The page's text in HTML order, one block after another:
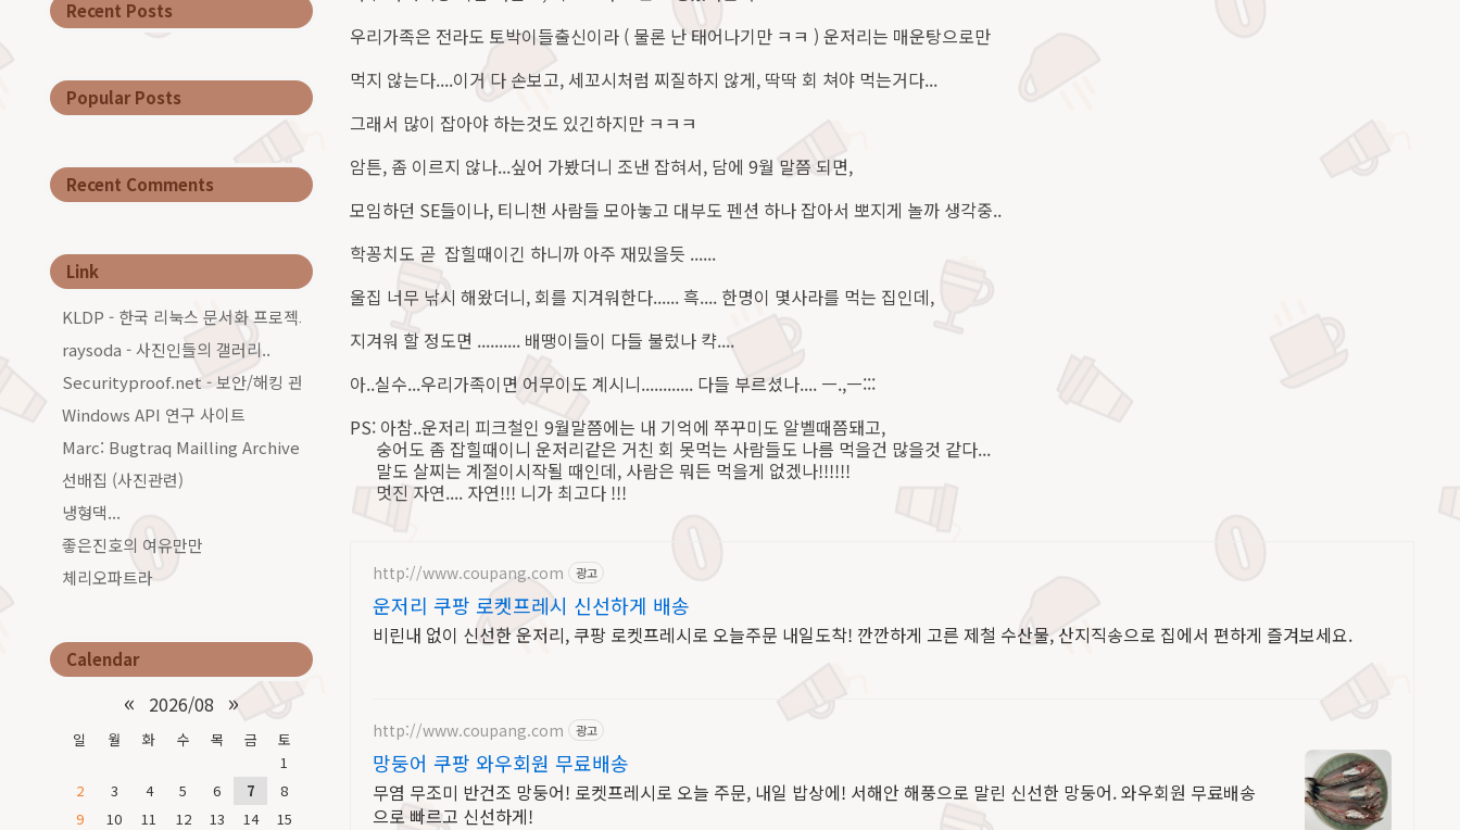
Recent Posts
Popular Posts
Recent Comments
Link
KLDP - 한국 리눅스 문서화 프로젝트그룹
raysoda - 사진인들의 갤러리..
Securityproof.net - 보안/해킹 관련 커…
Windows API 연구 사이트
Marc: Bugtraq Mailling Archive…
선배집 (사진관련)
냉형댁...
좋은진호의 여유만만
체리오파트라
Calendar
« 2026/08 »
일 월 화 수 목 금
토
1
2
3 4 5 6 7
8
9
10 11 12 13 14
15
우리가족은 전라도 토박이들출신이라 ( 물론 난 태어나기만 ㅋㅋ ) 운저리는 매운탕으로만
먹지 않는다....이거 다 손보고, 세꼬시처럼 찌질하지 않게, 딱딱 회 쳐야 먹는거다...
그래서 많이 잡아야 하는것도 있긴하지만 ㅋㅋㅋ
암튼, 좀 이르지 않나...싶어 가봤더니 조낸 잡혀서, 담에 9월 말쯤 되면,
모임하던 SE들이나, 티니챈 사람들 모아놓고 대부도 펜션 하나 잡아서 뽀지게 놀까 생각중..
학꽁치도 곧 잡힐때이긴 하니까 아주 재밌을듯 ......
울집 너무 낚시 해왔더니, 회를 지겨워한다...... 흑.... 한명이 몇사라를 먹는 집인데,
지겨워 할 정도면 .......... 배땡이들이 다들 불렀나 캭....
아..실수...우리가족이면 어무이도 계시니............ 다들 부르셨나.... ㅡ.,ㅡ:::
PS: 아참..운저리 피크철인 9월말쯤에는 내 기억에 쭈꾸미도 알벨때쯤돼고,
숭어도 좀 잡힐때이니 운저리같은 거친 회 못먹는 사람들도 나름 먹을건 많을것 같다...
말도 살찌는 계절이시작될 때인데, 사람은 뭐든 먹을게 없겠나!!!!!!
멋진 자연.... 자연!!! 니가 최고다 !!!
http://www.coupang.com 광고
운저리 쿠팡 로켓프레시 신선하게 배송
비린내 없이 신선한 운저리, 쿠팡 로켓프레시로 오늘주문 내일도착! 깐깐하게 고른 제철 수산물, 산지직송으로 집에서 편하게 즐겨보세요.
http://www.coupang.com 광고
망둥어 쿠팡 와우회원 무료배송
무염 무조미 반건조 망둥어! 로켓프레시로 오늘 주문, 내일 밥상에! 서해안 해풍으로 말린 신선한 망둥어. 와우회원 무료배송
으로 빠르고 신선하게!